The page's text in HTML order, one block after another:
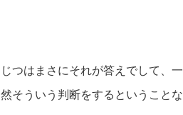
じつはまさにそれが答えでして、
然そういう判断をするということな